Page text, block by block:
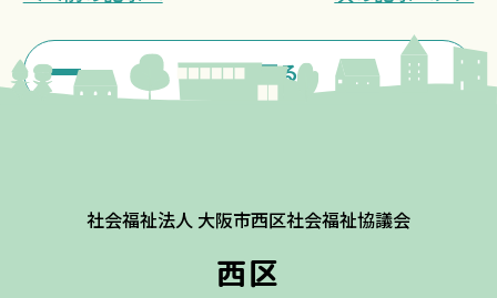
一覧に戻る
社会福祉法人 大阪市西区社会福祉協議会
西区